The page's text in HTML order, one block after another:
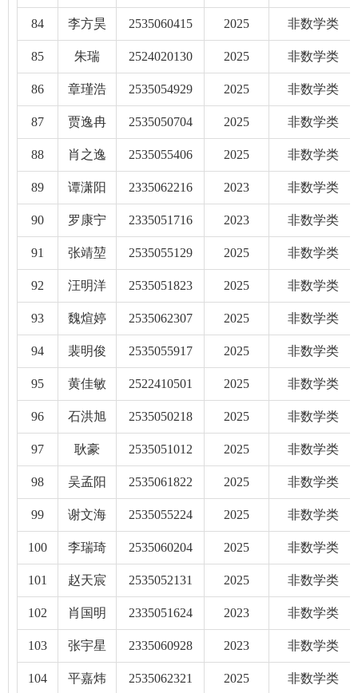
84 李方昊 2535060415 2025 非数学类
85 朱瑞 2524020130 2025 非数学类
86 章瑾浩 2535054929 2025 非数学类
87 贾逸冉 2535050704 2025 非数学类
88 肖之逸 2535055406 2025 非数学类
89 谭潇阳 2335062216 2023 非数学类
90 罗康宁 2335051716 2023 非数学类
91 张靖堃 2535055129 2025 非数学类
92 汪明洋 2535051823 2025 非数学类
93 魏煊婷 2535062307 2025 非数学类
94 裴明俊 2535055917 2025 非数学类
95 黄佳敏 2522410501 2025 非数学类
96 石洪旭 2535050218 2025 非数学类
97 耿豪 2535051012 2025 非数学类
98 吴孟阳 2535061822 2025 非数学类
99 谢文海 2535055224 2025 非数学类
100 李瑞琦 2535060204 2025 非数学类
101 赵天宸 2535052131 2025 非数学类
102 肖国明 2335051624 2023 非数学类
103 张宇星 2335060928 2023 非数学类
104 平嘉炜 2535062321 2025 非数学类